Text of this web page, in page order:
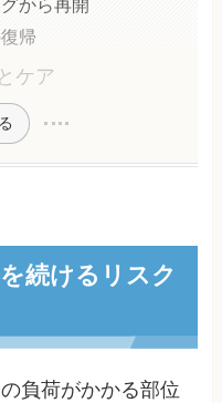
から再開
帰
ケア
続けるリスク
負荷がかかる部位